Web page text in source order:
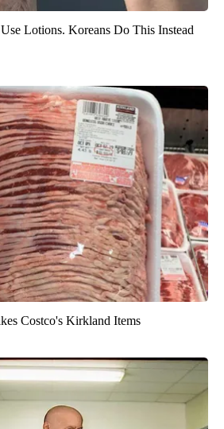
Lotions. Koreans Do This Instead
Costco's Kirkland Items